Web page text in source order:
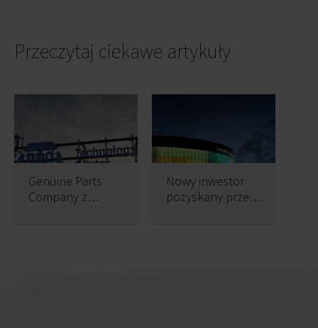
Przeczytaj ciekawe artykuły
Genuine Parts
Company z
Nowy inwestor
pozyskany przez